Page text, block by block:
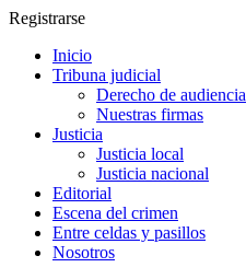
Registrarse
Inicio
Tribuna judicial
Derecho de audiencia
Nuestras firmas
Justicia
Justicia local
Justicia nacional
Editorial
Escena del crimen
Entre celdas y pasillos
Nosotros